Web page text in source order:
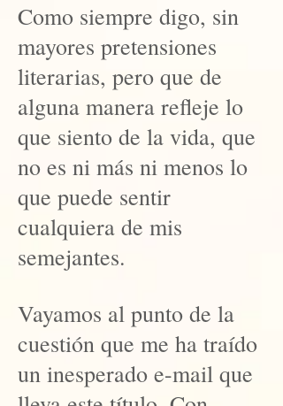
Como siempre digo, sin
mayores pretensiones
literarias, pero que de
alguna manera refleje lo
que siento de la vida, que
no es ni más ni menos lo
que puede sentir
cualquiera de mis
semejantes.
Vayamos al punto de la
cuestión que me ha traído
un inesperado e-mail que